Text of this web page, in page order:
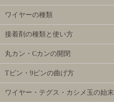
ワイヤーの種類
接着剤の種類と使い方
丸カン・Cカンの開閉
Tピン・9ピンの曲げ方
ワイヤー・テグス・カシメ玉の始末